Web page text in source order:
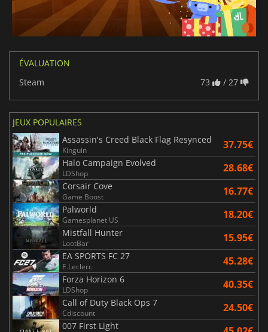
ÉVALUATION
Steam
73 / 27
JEUX POPULAIRES
Assassin's Creed Black Flag Resynced
Kinguin 37.75€
Halo Campaign Evolved
LDShop 28.68€
Corsair Cove
Game Boost 16.77€
Palworld
Gamesplanet US 18.20€
Mistfall Hunter
LootBar 15.95€
EA SPORTS FC 27
E.Leclerc 45.28€
Forza Horizon 6
LDShop 40.35€
Call of Duty Black Ops 7
Cdiscount 24.50€
007 First Light